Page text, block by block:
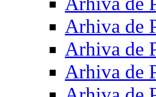
Arhiva de
Arhiva de
Arhiva de